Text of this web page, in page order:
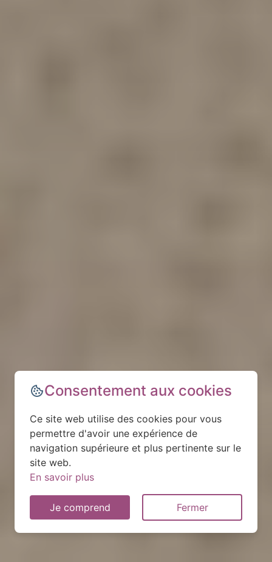
Consentement aux cookies
Ce site web utilise des cookies pour vous
permettre d'avoir une expérience de
navigation supérieure et plus pertinente sur le
site web.
En savoir plus
Je comprend Fermer